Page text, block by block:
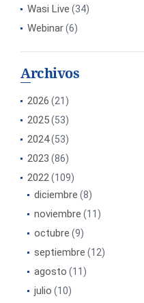
Wasi Live (34)
Webinar(6)
Archivos
2026 (21)
2025(53)
2024(53)
2023 (86)
2022(109)
diciembre (8)
noviembre (11)
octubre (9)
septiembre (12)
agosto (11)
julio (10)